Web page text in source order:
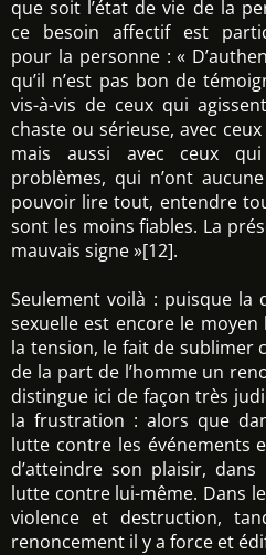
que soit l’état de vie de la
ce besoin affectif est
pour la personne : «
qu’il n’est pas bon de
vis-à-vis de ceux qui
chaste ou sérieuse, avec
mais aussi avec ceux
problèmes, qui n’ont
pouvoir lire tout, entendre
sont les moins fiables. La
mauvais signe »[12].
Seulement voilà : puisque la
sexuelle est encore le
la tension, le fait de sublimer
de la part de l’homme un
distingue ici de façon très
la frustration : alors que
lutte contre les événements
d’atteindre son plaisir,
lutte contre lui-même. Dans
violence et destruction,
renoncement il y a force et